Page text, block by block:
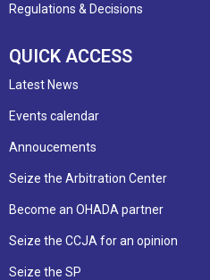
Regulations & Decisions
QUICK ACCESS
Latest News
Events calendar
Annoucements
Seize the Arbitration Center
Become an OHADA partner
Seize the CCJA for an opinion
Seize the SP